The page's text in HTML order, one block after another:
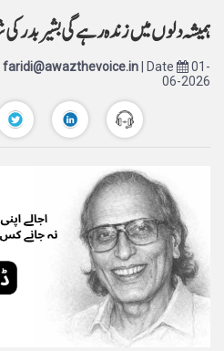
ہمیشہ دلوں میں زندہ رہے گی بشیر بدر
faridi@awazthevoice.in | Date
01-
06-2026